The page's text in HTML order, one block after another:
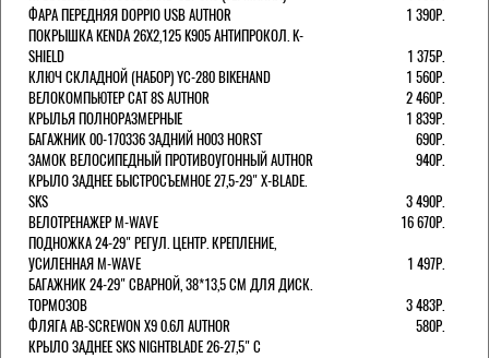
ФАРА ПЕРЕДНЯЯ DOPPIO USB AUTHOR
1 390Р.
ПОКРЫШКА KENDA 26Х2,125 K905 АНТИПРОКОЛ. K-
SHIELD
1 375Р.
КЛЮЧ СКЛАДНОЙ (НАБОР) YC-280 BIKEHAND
1 560Р.
ВЕЛОКОМПЬЮТЕР CAT 8S AUTHOR
2 460Р.
КРЫЛЬЯ ПОЛНОРАЗМЕРНЫЕ
1 839Р.
БАГАЖНИК 00-170336 ЗАДНИЙ H003 HORST
690Р.
ЗАМОК ВЕЛОСИПЕДНЫЙ ПРОТИВОУГОННЫЙ AUTHOR
940Р.
КРЫЛО ЗАДНЕЕ БЫСТРОСЪЕМНОЕ 27,5-29" X-BLADE.
SKS
3 490Р.
ВЕЛОТРЕНАЖЕР M-WAVE
16 670Р.
ПОДНОЖКА 24-29" РЕГУЛ. ЦЕНТР. КРЕПЛЕНИЕ,
УСИЛЕННАЯ M-WAVE
1 497Р.
БАГАЖНИК 24-29" СВАРНОЙ, 38*13,5 СМ ДЛЯ ДИСК.
ТОРМОЗОВ
3 483Р.
ФЛЯГА AB-SCREWON X9 0.6Л AUTHOR
580Р.
КРЫЛО ЗАДНЕЕ SKS NIGHTBLADE 26-27,5" С